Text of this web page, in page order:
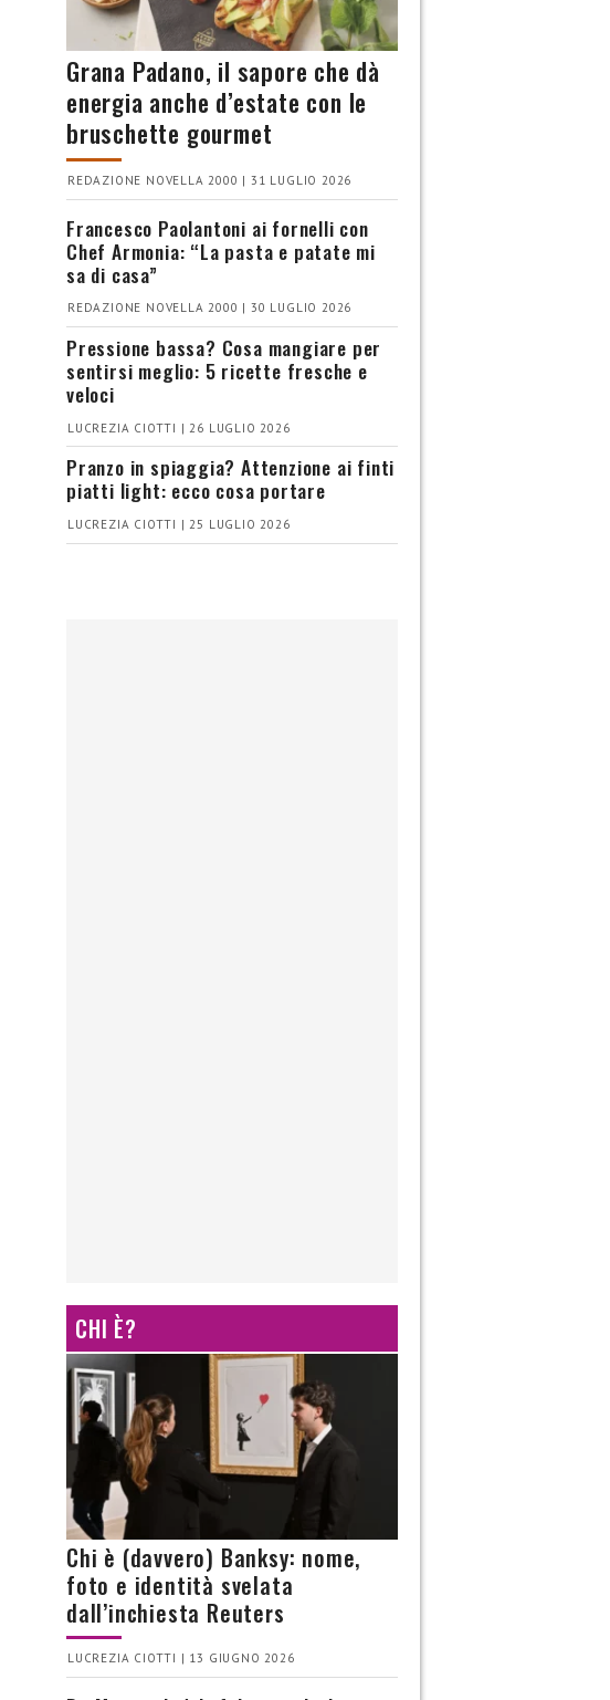
Grana Padano, il sapore che dà
energia anche d’estate con le
bruschette gourmet
REDAZIONE NOVELLA 2000 | 31 LUGLIO 2026
Francesco Paolantoni ai fornelli con
Chef Armonia: “La pasta e patate mi
sa di casa”
REDAZIONE NOVELLA 2000 | 30 LUGLIO 2026
Pressione bassa? Cosa mangiare per
sentirsi meglio: 5 ricette fresche e
veloci
LUCREZIA CIOTTI | 26 LUGLIO 2026
Pranzo in spiaggia? Attenzione ai finti
piatti light: ecco cosa portare
LUCREZIA CIOTTI | 25 LUGLIO 2026
CHI È?
Chi è (davvero) Banksy: nome,
foto e identità svelata
dall’inchiesta Reuters
LUCREZIA CIOTTI | 13 GIUGNO 2026